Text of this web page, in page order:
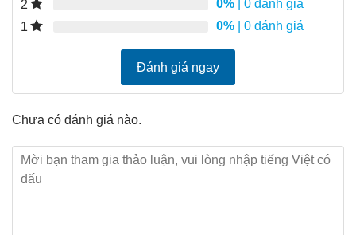
2 0% | 0 đánh giá
1
0% | 0 đánh giá
Đánh giá ngay
Chưa có đánh giá nào.